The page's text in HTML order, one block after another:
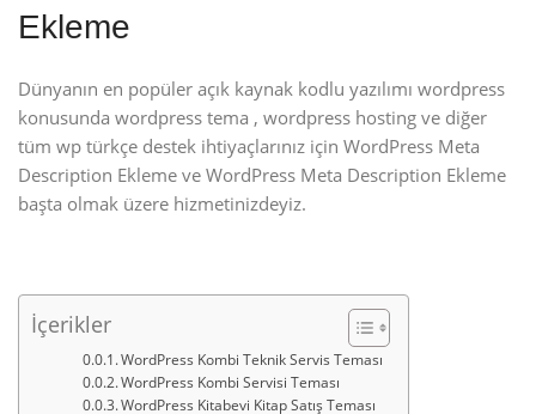
Ekleme
Dünyanın en popüler açık kaynak kodlu yazılımı wordpress
konusunda wordpress tema , wordpress hosting ve diğer
tüm wp türkçe destek ihtiyaçlarınız için WordPress Meta
Description Ekleme ve WordPress Meta Description Ekleme
başta olmak üzere hizmetinizdeyiz.
İçerikler
WordPress Kombi Teknik Servis Teması
WordPress Kombi Servisi Teması
WordPress Kitabevi Kitap Satış Teması